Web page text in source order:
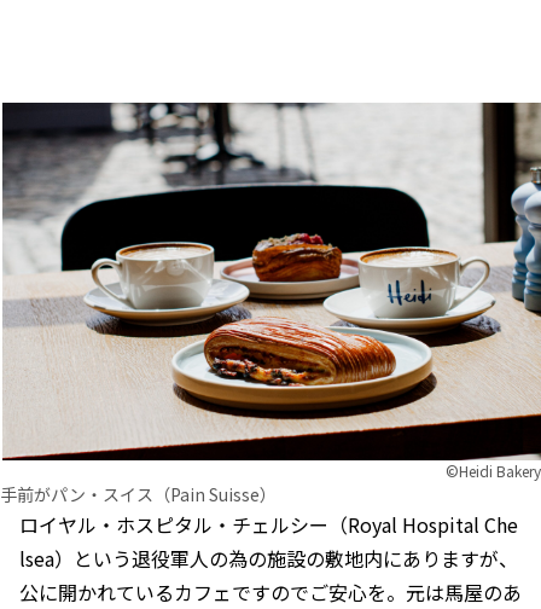
©︎Heidi Bakery
手前がパン・スイス（Pain Suisse）
ロイヤル・ホスピタル・チェルシー（Royal Hospital Che
lsea）という退役軍人の為の施設の敷地内にありますが、
公に開かれているカフェですのでご安心を。元は馬屋のあ